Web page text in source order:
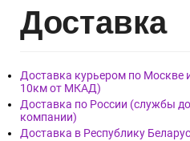
Доставка
Доставка курьером по Москве
10км от МКАД)
Доставка по России (службы
компании)
Доставка в Республику